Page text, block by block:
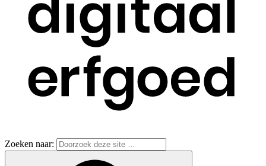
Zoeken naar: